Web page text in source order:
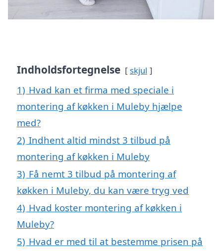
Indholdsfortegnelse skjul
1) Hvad kan et firma med speciale i
montering af køkken i Muleby hjælpe
med?
2) Indhent altid mindst 3 tilbud på
montering af køkken i Muleby
3) Få nemt 3 tilbud på montering af
køkken i Muleby, du kan være tryg ved
4) Hvad koster montering af køkken i
Muleby?
5) Hvad er med til at bestemme prisen på